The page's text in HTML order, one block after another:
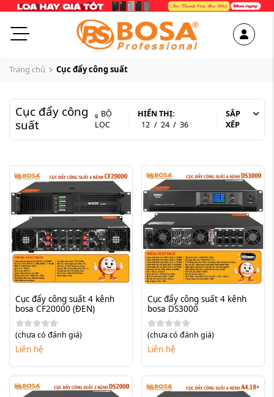
Trang chủ Cục đẩy công suất
Cục đẩy công
suất
BỘ
LỌC
HIỂN THỊ:
12 / 24 / 36
SẮP
XẾP
Cục đẩy công suất 4 kênh
bosa CF20000 (ĐEN)
(chưa có đánh giá)
Liên hệ
Cục đẩy công suất 4 kênh
bosa DS3000
(chưa có đánh giá)
Liên hệ